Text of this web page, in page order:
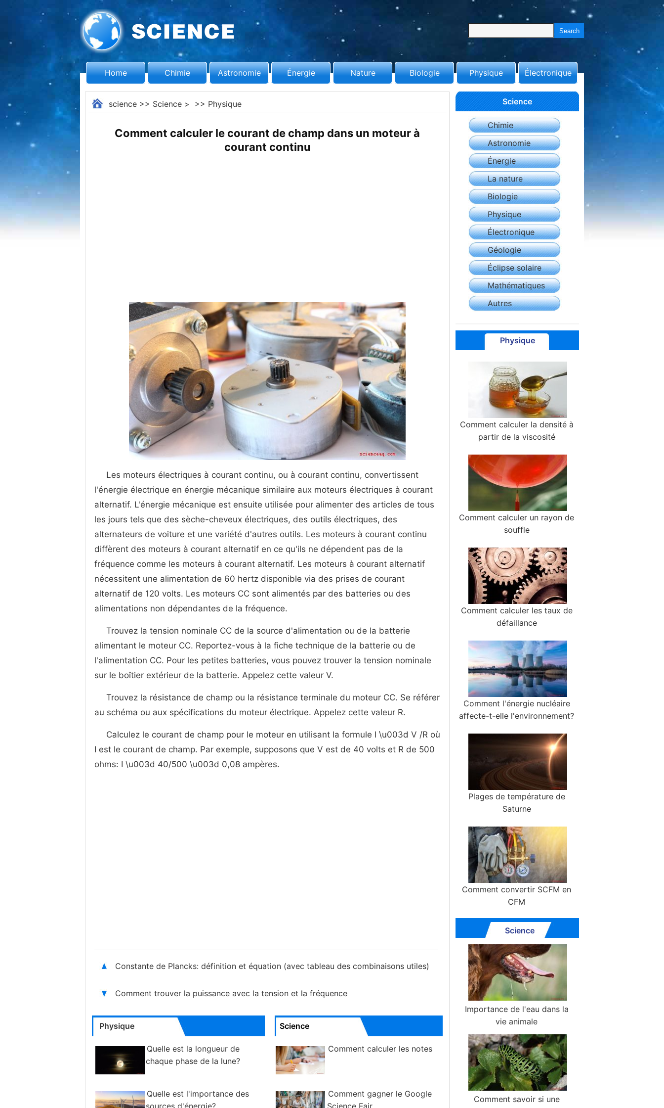
Home Chimie Astronomie Énergie Nature Biologie Physique Électronique
science>> Science> >> Physique
Comment calculer le courant de champ dans un moteur à
courant continu
Les moteurs électriques à courant continu, ou à courant continu, convertissent
l'énergie électrique en énergie mécanique similaire aux moteurs électriques à courant
alternatif. L'énergie mécanique est ensuite utilisée pour alimenter des articles de tous
les jours tels que des sèche-cheveux électriques, des outils électriques, des
alternateurs de voiture et une variété d'autres outils. Les moteurs à courant continu
diffèrent des moteurs à courant alternatif en ce qu'ils ne dépendent pas de la
fréquence comme les moteurs à courant alternatif. Les moteurs à courant alternatif
nécessitent une alimentation de 60 hertz disponible via des prises de courant
alternatif de 120 volts. Les moteurs CC sont alimentés par des batteries ou des
alimentations non dépendantes de la fréquence.
Trouvez la tension nominale CC de la source d'alimentation ou de la batterie
alimentant le moteur CC. Reportez-vous à la fiche technique de la batterie ou de
l'alimentation CC. Pour les petites batteries, vous pouvez trouver la tension nominale
sur le boîtier extérieur de la batterie. Appelez cette valeur V.
Trouvez la résistance de champ ou la résistance terminale du moteur CC. Se référer
au schéma ou aux spécifications du moteur électrique. Appelez cette valeur R.
Calculez le courant de champ pour le moteur en utilisant la formule I \u003d V /R où
I est le courant de champ. Par exemple, supposons que V est de 40 volts et R de 500
ohms: I \u003d 40/500 \u003d 0,08 ampères.
Constante de Plancks: définition et équation (avec tableau des combinaisons utiles)
Comment trouver la puissance avec la tension et la fréquence
Physique
Quelle est la longueur de
chaque phase de la lune?
Quelle est l'importance des
Science
Comment calculer les notes
Comment gagner le Google
Science
Chimie
Astronomie
Énergie
La nature
Biologie
Physique
Électronique
Géologie
Éclipse solaire
Mathématiques
Autres
Physique
Comment calculer la densité à
partir de la viscosité
Comment calculer un rayon de
souffle
Comment calculer les taux de
défaillance
Comment l'énergie nucléaire
affecte-t-elle l'environnement?
Plages de température de
Saturne
Comment convertir SCFM en
CFM
Science
Importance de l'eau dans la
vie animale
Comment savoir si une